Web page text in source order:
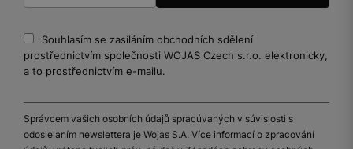
Souhlasím se zasíláním obchodních sdělení
prostřednictvím společnosti WOJAS Czech s.r.o. elektronicky,
a to prostřednictvím e-mailu.
Správcem vašich osobních údajů spracúvaných v súvislosti s
odosielaním newslettera je Wojas S.A. Více informací o zpracování